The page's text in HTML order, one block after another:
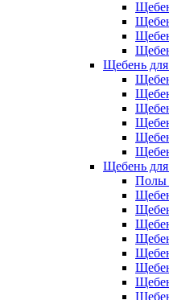
Щебень
Щебень для
Полы